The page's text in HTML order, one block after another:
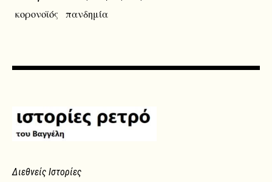
κορονοϊός πανδημία
Διεθνείς Ιστορίες